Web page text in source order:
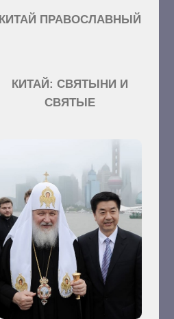
КИТАЙ ПРАВОСЛАВНЫЙ
КИТАЙ: СВЯТЫНИ И
СВЯТЫЕ